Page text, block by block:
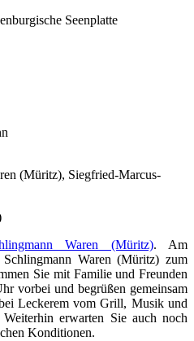
(Müritz), Siegfried-Marcus-
Waren (Müritz). Am
Waren (Müritz) zum
Sie mit Familie und Freunden
vorbei und begrüßen gemeinsam
Leckerem vom Grill, Musik und
erwarten Sie auch noch
Konditionen.